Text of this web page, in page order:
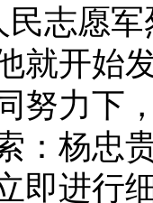
志愿
就开始
努力下
：杨忠
即进行